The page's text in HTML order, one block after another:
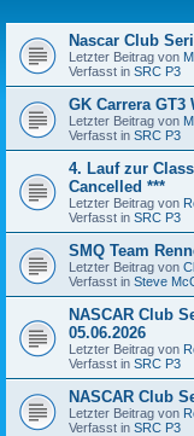
Nascar Club
Letzter Beitrag von
Verfasst in SRC P3
GK Carrera GT3
Letzter Beitrag von
Verfasst in SRC P3
4. Lauf zur
Cancelled ***
Letzter Beitrag von
Verfasst in SRC P3
SMQ Team
Letzter Beitrag von
Verfasst in Steve
NASCAR Club
05.06.2026
Letzter Beitrag von
Verfasst in SRC P3
NASCAR Club
Letzter Beitrag von
Verfasst in SRC P3